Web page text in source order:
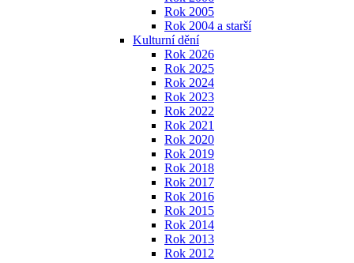
Rok 2005
Rok 2004 a starší
Kulturní dění
Rok 2026
Rok 2025
Rok 2024
Rok 2023
Rok 2022
Rok 2021
Rok 2020
Rok 2019
Rok 2018
Rok 2017
Rok 2016
Rok 2015
Rok 2014
Rok 2013
Rok 2012